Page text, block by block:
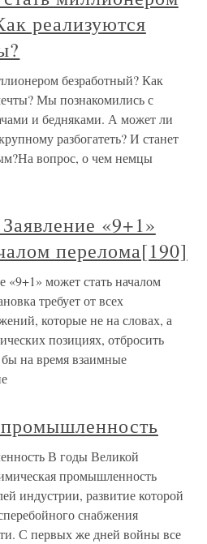
реализуются
безработный? Как
Мы познакомились с
и бедняками. А может ли
разбогатеть? И станет
вопрос, о чем немцы
«9+1»
перелома[190]
«9+1» может стать началом
требует от всех
которые не на словах, а
позициях, отбросить
на время взаимные
В годы Великой
промышленность
индустрии, развитие которой
снабжения
С первых же дней войны все